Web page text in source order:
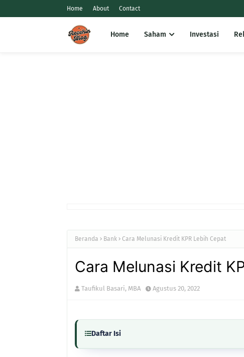
Home About Contact
Home Saham Investasi
Beranda Bank Cara Melunasi Kredit KPR Lebih Cepat
Cara Melunasi Kredit
Taufikul Basari, MBA Agustus 20, 2022
Daftar Isi